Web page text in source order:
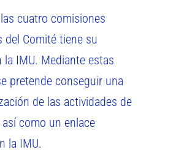
cuatro comisiones
del Comité tiene su
la IMU. Mediante estas
pretende conseguir una
de las actividades de
como un enlace
la IMU.